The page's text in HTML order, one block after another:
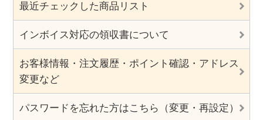
最近チェックした商品リスト
インボイス対応の領収書について
お客様情報・注文履歴・ポイント確認・アドレス
変更など
パスワードを忘れた方はこちら（変更・再設定）